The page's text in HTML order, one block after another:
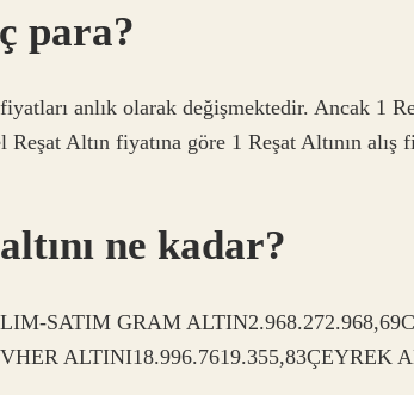
para?
anlık olarak değişmektedir. Ancak 1
Altın fiyatına göre 1 Reşat Altının alış
ne kadar?
SATIM GRAM
ALTINI18.996.7619.355,83ÇEYREK